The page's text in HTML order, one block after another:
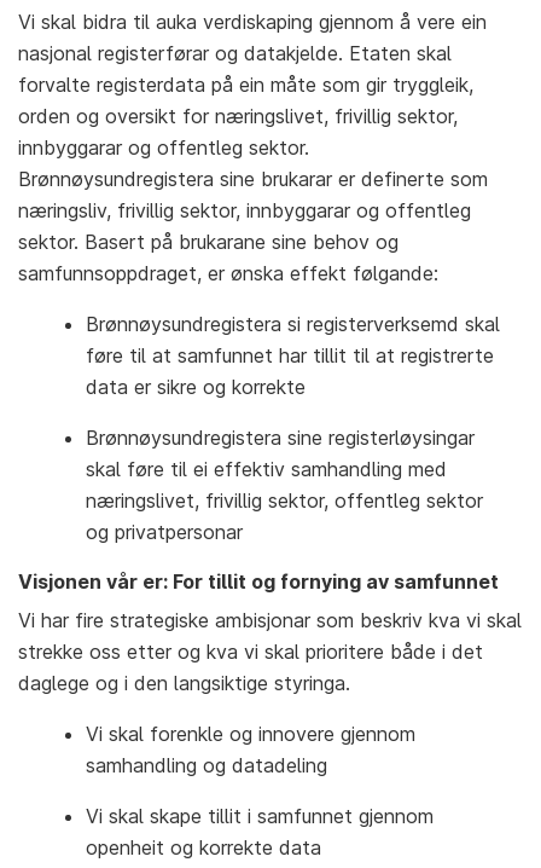
Vi skal bidra til auka verdiskaping gjennom å vere ein
nasjonal registerførar og datakjelde. Etaten skal
forvalte registerdata på ein måte som gir tryggleik,
orden og oversikt for næringslivet, frivillig sektor,
innbyggarar og offentleg sektor.
Brønnøysundregistera sine brukarar er definerte som
næringsliv, frivillig sektor, innbyggarar og offentleg
sektor. Basert på brukarane sine behov og
samfunnsoppdraget, er ønska effekt følgande:
Brønnøysundregistera si registerverksemd skal
føre til at samfunnet har tillit til at registrerte
data er sikre og korrekte
Brønnøysundregistera sine registerløysingar
skal føre til ei effektiv samhandling med
næringslivet, frivillig sektor, offentleg sektor
og privatpersonar
Visjonen vår er: For tillit og fornying av samfunnet
Vi har fire strategiske ambisjonar som beskriv kva vi skal
strekke oss etter og kva vi skal prioritere både i det
daglege og i den langsiktige styringa.
Vi skal forenkle og innovere gjennom
samhandling og datadeling
Vi skal skape tillit i samfunnet gjennom
openheit og korrekte data